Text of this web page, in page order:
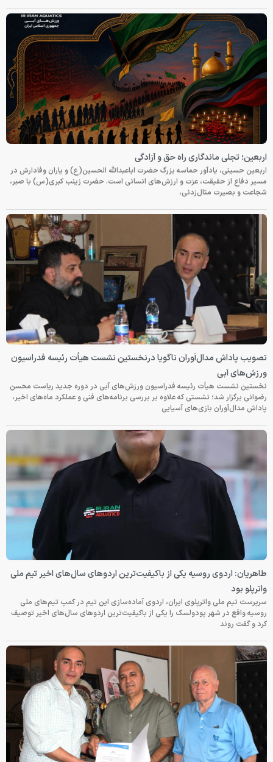
اربعین؛ تجلی ماندگاری راه حق و آزادگی
اربعین حسینی، یادآور حماسه بزرگ حضرت اباعبدالله الحسین(ع) و یاران وفادارش در
مسیر دفاع از حقیقت، عزت و ارزش‌های انسانی است. حضرت زینب کبری(س) با صبر،
شجاعت و بصیرت مثال‌زدنی،
تصویب پاداش مدال‌آوران ناگویا درنخستین نشست هیأت رئیسه فدراسیون
ورزش‌های آبی
نخستین نشست هیأت رئیسه فدراسیون ورزش‌های آبی در دوره جدید ریاست محسن
رضوانی برگزار شد؛ نشستی که علاوه بر بررسی برنامه‌های فنی و عملکرد ماه‌های اخیر،
پاداش مدال‌آوران بازی‌های آسیایی
طاهریان: اردوی روسیه یکی از باکیفیت‌ترین اردوهای سال‌های اخیر تیم ملی
واترپلو بود
سرپرست تیم ملی واترپلوی ایران، اردوی آماده‌سازی این تیم در کمپ تیم‌های ملی
روسیه واقع در شهر پودولسک را یکی از باکیفیت‌ترین اردوهای سال‌های اخیر توصیف
کرد و گفت روند